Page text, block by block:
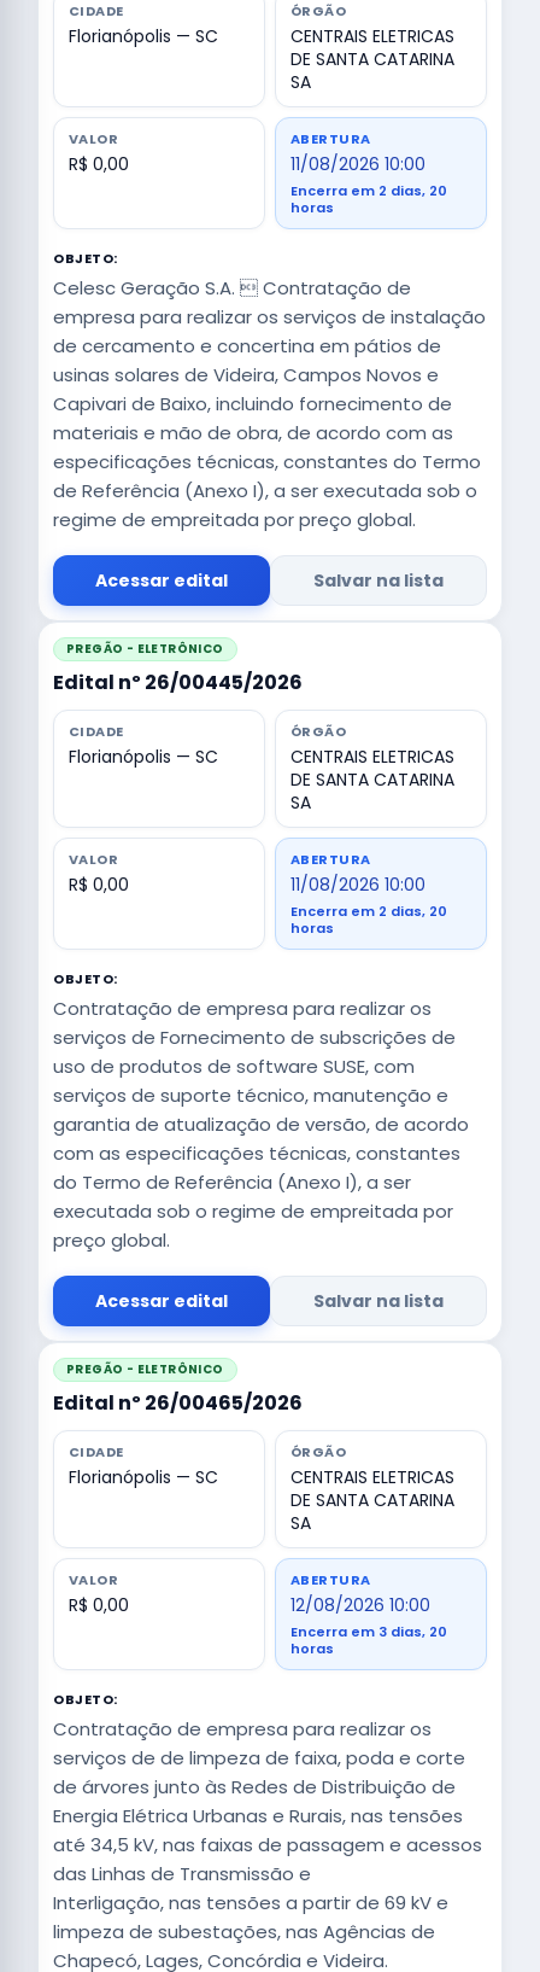
CIDADE
Florianópolis — SC
ÓRGÃO
CENTRAIS ELETRICAS
DE SANTA CATARINA
SA
VALOR
R$ 0,00
ABERTURA
11/08/2026 10:00
Encerra em 2 dias, 20
horas
OBJETO:
Celesc Geração S.A.  Contratação de
empresa para realizar os serviços de instalação
de cercamento e concertina em pátios de
usinas solares de Videira, Campos Novos e
Capivari de Baixo, incluindo fornecimento de
materiais e mão de obra, de acordo com as
especificações técnicas, constantes do Termo
de Referência (Anexo I), a ser executada sob o
regime de empreitada por preço global.
Acessar edital Salvar na lista
PREGÃO - ELETRÔNICO
Edital nº 26/00445/2026
CIDADE
Florianópolis — SC
ÓRGÃO
CENTRAIS ELETRICAS
DE SANTA CATARINA
SA
VALOR
R$ 0,00
ABERTURA
11/08/2026 10:00
Encerra em 2 dias, 20
horas
OBJETO:
Contratação de empresa para realizar os
serviços de Fornecimento de subscrições de
uso de produtos de software SUSE, com
serviços de suporte técnico, manutenção e
garantia de atualização de versão, de acordo
com as especificações técnicas, constantes
do Termo de Referência (Anexo I), a ser
executada sob o regime de empreitada por
preço global.
Acessar edital Salvar na lista
PREGÃO - ELETRÔNICO
Edital nº 26/00465/2026
CIDADE
Florianópolis — SC
ÓRGÃO
CENTRAIS ELETRICAS
DE SANTA CATARINA
SA
VALOR
R$ 0,00
ABERTURA
12/08/2026 10:00
Encerra em 3 dias, 20
horas
OBJETO:
Contratação de empresa para realizar os
serviços de de limpeza de faixa, poda e corte
de árvores junto às Redes de Distribuição de
Energia Elétrica Urbanas e Rurais, nas tensões
até 34,5 kV, nas faixas de passagem e acessos
das Linhas de Transmissão e
Interligação, nas tensões a partir de 69 kV e
limpeza de subestações, nas Agências de
Chapecó, Lages, Concórdia e Videira.